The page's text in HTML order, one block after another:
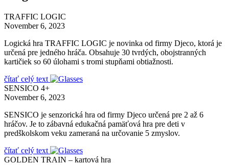
TRAFFIC LOGIC
November 6, 2023
Logická hra TRAFFIC LOGIC je novinka od firmy Djeco, ktorá je
určená pre jedného hráča. Obsahuje 30 tvrdých, obojstranných
kartičiek so 60 úlohami s tromi stupňami obtiažnosti.
čítať celý text
SENSICO 4+
November 6, 2023
SENSICO je senzorická hra od firmy Djeco určená pre 2 až 6
hráčov. Je to zábavná edukačná pamäťová hra pre deti v
predškolskom veku zameraná na určovanie 5 zmyslov.
čítať celý text
GOLDEN TRAIN – kartová hra